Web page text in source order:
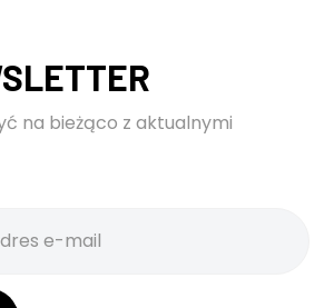
na bieżąco z aktualnymi